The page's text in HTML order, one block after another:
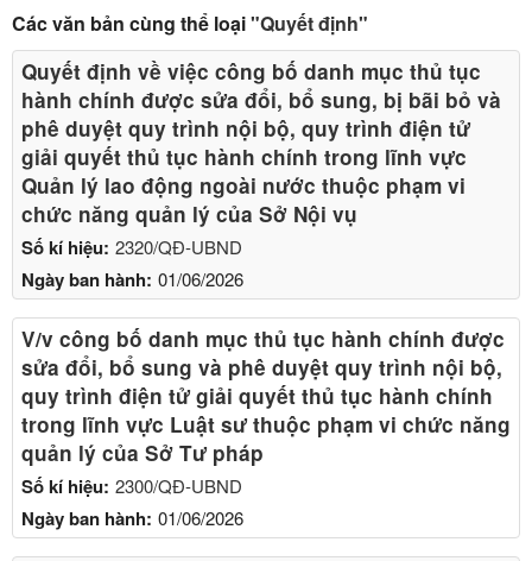
Các văn bản cùng thể loại"Quyết định"
Số kí hiệu: 2320/QĐ-UBND
Ngày ban hành: 01/06/2026
Quyết định về việc công bố danh mục thủ tục
hành chính được sửa đổi, bổ sung, bị bãi bỏ và
phê duyệt quy trình nội bộ, quy trình điện tử
giải quyết thủ tục hành chính trong lĩnh vực
Quản lý lao động ngoài nước thuộc phạm vi
chức năng quản lý của Sở Nội vụ
Số kí hiệu: 2300/QĐ-UBND
Ngày ban hành: 01/06/2026
V/v công bố danh mục thủ tục hành chính được
sửa đổi, bổ sung và phê duyệt quy trình nội bộ,
quy trình điện tử giải quyết thủ tục hành chính
trong lĩnh vực Luật sư thuộc phạm vi chức năng
quản lý của Sở Tư pháp